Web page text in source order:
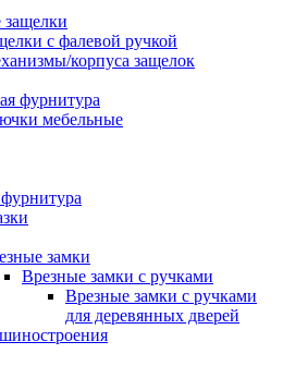
с фалевой ручкой
корпуса защелок
фурнитура
мебельные
замки
Врезные замки с ручками
Врезные замки с ручками
для деревянных дверей